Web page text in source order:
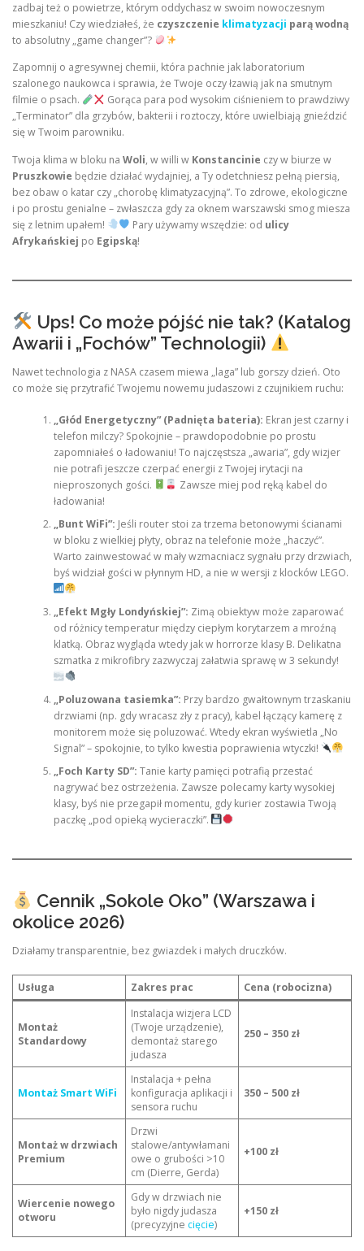
zadbaj też o powietrze, którym oddychasz w swoim nowoczesnym
mieszkaniu! Czy wiedziałeś, że czyszczenie klimatyzacji parą wodną
to absolutny „game changer”?
Zapomnij o agresywnej chemii, która pachnie jak laboratorium
szalonego naukowca i sprawia, że Twoje oczy łzawią jak na smutnym
filmie o psach.
Gorąca para pod wysokim ciśnieniem to prawdziwy
„Terminator” dla grzybów, bakterii i roztoczy, które uwielbiają gnieździć
się w Twoim parowniku.
Twoja klima w bloku na Woli, w willi w Konstancinie czy w biurze w
Pruszkowie będzie działać wydajniej, a Ty odetchniesz pełną piersią,
bez obaw o katar czy „chorobę klimatyzacyjną”. To zdrowe, ekologiczne
i po prostu genialne – zwłaszcza gdy za oknem warszawski smog miesza
się z letnim upałem!
Pary używamy wszędzie: od ulicy
Afrykańskiej po Egipską!
Ups! Co może pójść nie tak? (Katalog
Awarii i „Fochów” Technologii)
Nawet technologia z NASA czasem miewa „laga” lub gorszy dzień. Oto
co może się przytrafić Twojemu nowemu judaszowi z czujnikiem ruchu:
„Głód Energetyczny” (Padnięta bateria): Ekran jest czarny i
telefon milczy? Spokojnie – prawdopodobnie po prostu
zapomniałeś o ładowaniu! To najczęstsza „awaria”, gdy wizjer
nie potrafi jeszcze czerpać energii z Twojej irytacji na
nieproszonych gości.
Zawsze miej pod ręką kabel do
ładowania!
„Bunt WiFi”: Jeśli router stoi za trzema betonowymi ścianami
w bloku z wielkiej płyty, obraz na telefonie może „haczyć”.
Warto zainwestować w mały wzmacniacz sygnału przy drzwiach,
byś widział gości w płynnym HD, a nie w wersji z klocków LEGO.
„Efekt Mgły Londyńskiej”: Zimą obiektyw może zaparować
od różnicy temperatur między ciepłym korytarzem a mroźną
klatką. Obraz wygląda wtedy jak w horrorze klasy B. Delikatna
szmatka z mikrofibry zazwyczaj załatwia sprawę w 3 sekundy!
„Poluzowana tasiemka”: Przy bardzo gwałtownym trzaskaniu
drzwiami (np. gdy wracasz zły z pracy), kabel łączący kamerę z
monitorem może się poluzować. Wtedy ekran wyświetla „No
Signal” – spokojnie, to tylko kwestia poprawienia wtyczki!
„Foch Karty SD”: Tanie karty pamięci potrafią przestać
nagrywać bez ostrzeżenia. Zawsze polecamy karty wysokiej
klasy, byś nie przegapił momentu, gdy kurier zostawia Twoją
paczkę „pod opieką wycieraczki”.
Cennik „Sokole Oko” (Warszawa i
okolice 2026)
Działamy transparentnie, bez gwiazdek i małych druczków.
Usługa Zakres prac Cena (robocizna)
Montaż
Standardowy
Instalacja wizjera LCD
(Twoje urządzenie),
demontaż starego
judasza
250 – 350 zł
Montaż Smart WiFi
Instalacja + pełna
konfiguracja aplikacji i
sensora ruchu
350 – 500 zł
Montaż w drzwiach
Premium
Drzwi
stalowe/antywłamani
owe o grubości >10
cm (Dierre, Gerda)
+100 zł
Wiercenie nowego
otworu
Gdy w drzwiach nie
było nigdy judasza
(precyzyjne cięcie)
+150 zł